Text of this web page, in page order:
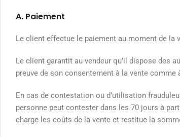
A. Paiement
Le client effectue le paiement au moment de la
Le client garantit au vendeur qu’il dispose des
preuve de son consentement à la vente
En cas de contestation ou d’utilisation
personne peut contester dans les 70 jours à
charge les coûts de la vente et restitue la